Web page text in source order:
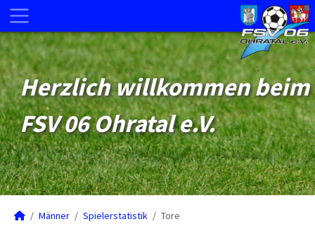
Herzlich willkommen beim
FSV 06 Ohratal e.V.
Männer Spielerstatistik Tore